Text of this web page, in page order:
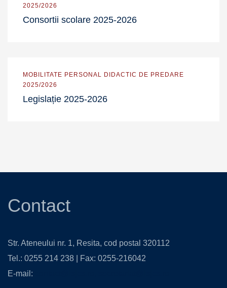
2025/2026
Consortii scolare 2025-2026
MOBILITATE PERSONAL DIDACTIC DE PREDARE
2025/2026
Legislație 2025-2026
Contact
Str. Ateneului nr. 1, Resita, cod postal 320112
Tel.: 0255 214 238 | Fax: 0255-216042
E-mail: